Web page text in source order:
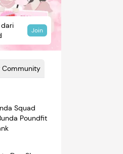
Resep
Community
Join
Squad
Poundfit